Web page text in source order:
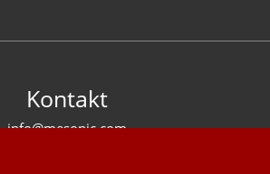
Kontakt
info@mesonic.com